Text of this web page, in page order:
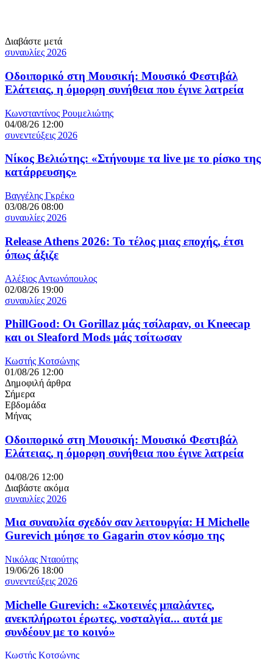
Διαβάστε μετά
συναυλίες 2026
Οδοιπορικό στη Μουσική: Μουσικό Φεστιβάλ
Ελάτειας, η όμορφη συνήθεια που έγινε λατρεία
Κωνσταντίνος Ρουμελιώτης
04/08/26 12:00
συνεντεύξεις 2026
Νίκος Βελιώτης: «Στήνουμε τα live με το ρίσκο της
κατάρρευσης»
Βαγγέλης Γκρέκο
03/08/26 08:00
συναυλίες 2026
Release Athens 2026: Το τέλος μιας εποχής, έτσι
όπως άξιζε
Αλέξιος Αντωνόπουλος
02/08/26 19:00
συναυλίες 2026
PhillGood: Οι Gorillaz μάς τσίλαραν, οι Kneecap
και οι Sleaford Mods μάς τσίτωσαν
Κωστής Κοτσώνης
01/08/26 12:00
Δημοφιλή άρθρα
Σήμερα
Εβδομάδα
Μήνας
Οδοιπορικό στη Μουσική: Μουσικό Φεστιβάλ
Ελάτειας, η όμορφη συνήθεια που έγινε λατρεία
04/08/26 12:00
Διαβάστε ακόμα
συναυλίες 2026
Μια συναυλία σχεδόν σαν λειτουργία: Η Michelle
Gurevich μύησε το Gagarin στον κόσμο της
Νικόλας Νταούτης
19/06/26 18:00
συνεντεύξεις 2026
Michelle Gurevich: «Σκοτεινές μπαλάντες,
ανεκπλήρωτοι έρωτες, νοσταλγία... αυτά με
συνδέουν με το κοινό»
Κωστής Κοτσώνης